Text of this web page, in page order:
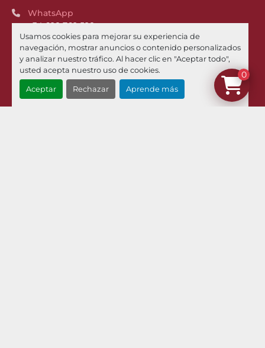
Usamos cookies para mejorar su experiencia de
navegación, mostrar anuncios o contenido personalizados
y analizar nuestro tráfico. Al hacer clic en "Aceptar todo",
usted acepta nuestro uso de cookies.
Aceptar Rechazar Aprende más
WhatsApp
+34 628 762 528
Phone
+34 973 449 021
Email
¿Dónde estamos?
0